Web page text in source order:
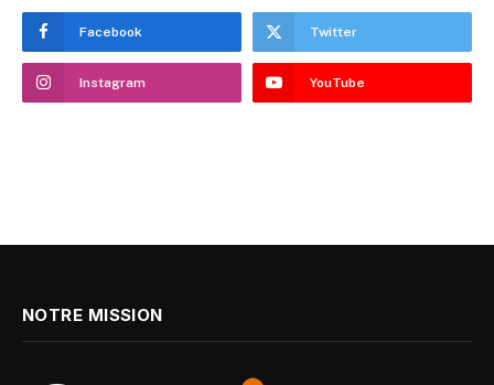
Facebook Twitter
Instagram YouTube
NOTRE MISSION